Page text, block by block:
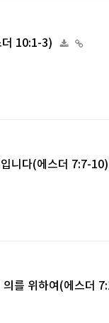
10:1-3)
니다(에스더 7:7-
의를 위하여(에스더